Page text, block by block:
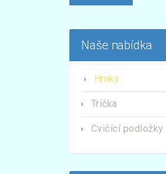
Naše nabídka
Hrnky
Trička
Cvičící podložky